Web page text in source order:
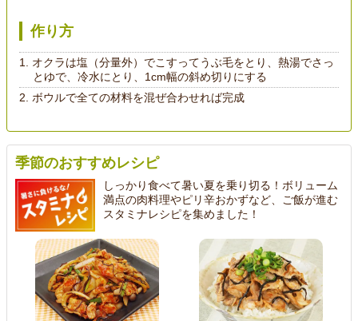
作り方
オクラは塩（分量外）でこすってうぶ毛をとり、熱湯でさっ
とゆで、冷水にとり、1cm幅の斜め切りにする
ボウルで全ての材料を混ぜ合わせれば完成
季節のおすすめレシピ
しっかり食べて暑い夏を乗り切る！ボリューム
満点の肉料理やピリ辛おかずなど、ご飯が進む
スタミナレシピを集めました！